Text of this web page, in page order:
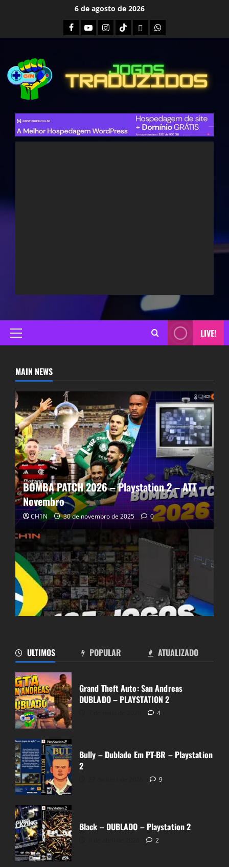
6 de agosto de 2026
Facebook
YoutubeInstagram
TiktokTwitchWhatsapp
Primary
Menu
LIVE!
ULTIMOS POPULAR ATUALIZADO
Grand Theft Auto: San Andreas
DUBLADO – PLAYSTATION 2
4
Bully – Dublado Em PT-BR – Playstation
2
9
Black – DUBLADO – Playstation 2
2
MAIN NEWS
BOMBA PATCH 2026 – Playstation 2 – ATT
Novembro
CH1N 30 de novembro de 2025 0
CH1N 19 de novembro de 2023 25
1900 Jogos Super Nintendo (SNES)
CH1N 11 de setembro de 2022